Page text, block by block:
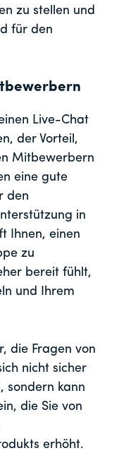
zu stellen und
für den
Live-Chat
der Vorteil,
Mitbewerbern
eine gute
den
in
Ihnen, einen
zu
bereit fühlt,
und Ihrem
die Fragen von
nicht sicher
sondern kann
die Sie von
erhöht.